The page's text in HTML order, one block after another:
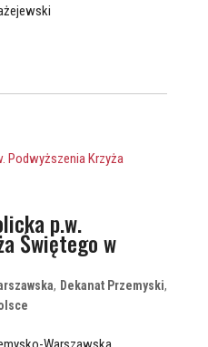
p.w.
Świętego w
, Dekanat Przemyski,